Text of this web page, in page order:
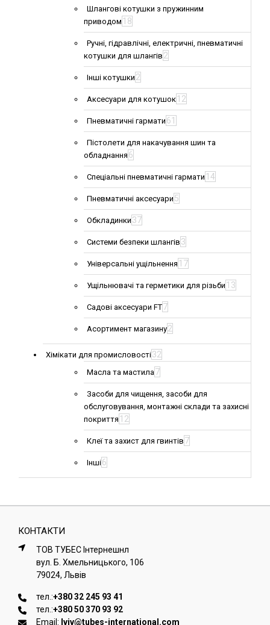
Шлангові котушки з пружинним
приводом 18
Ручні, гідравлічні, електричні, пневматичні
котушки для шлангів 2
Інші котушки 2
Аксесуари для котушок 12
Пневматичні гармати 61
Пістолети для накачування шин та
обладнання 6
Спеціальні пневматичні гармати 14
Пневматичні аксесуари 5
Обкладинки 37
Системи безпеки шлангів 3
Універсальні ущільнення 17
Ущільнювачі та герметики для різьби 13
Садові аксесуари FT7
Асортимент магазину2
Хімікати для промисловості32
Масла та мастила7
Засоби для чищення, засоби для
обслуговування, монтажні склади та захисні
покриття 12
Клеї та захист для гвинтів 7
Інші6
КОНТАКТИ
ТОВ ТУБЕС Iнтернешнл
вул. Б. Хмельницького, 106
79024, Львiв
тел.:+380 32 245 93 41
тел.:+380 50 370 93 92
Email: lviv@tubes-international.com